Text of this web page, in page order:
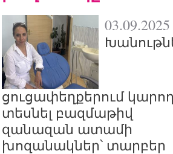
03.09.2025
ցուցափեղքերում
տեսնել բազմաթիվ
զանազան ատամի
խոզանակներ՝ տարբեր